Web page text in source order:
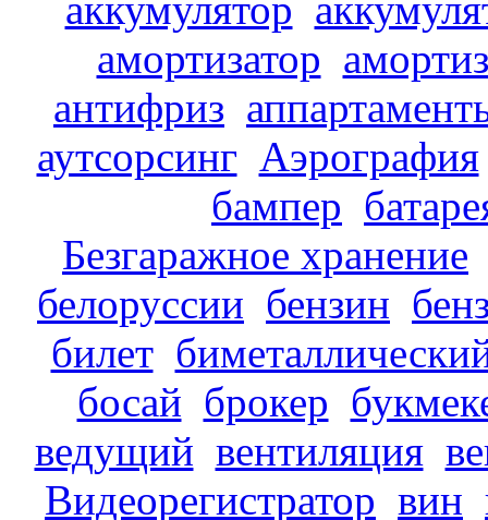
амортизатор
антифриз
аутсорсинг Аэрография
бампер
Безгаражное хранение
белоруссии бензин
билет
босай брокер
ведущий вентиляция
Видеорегистратор вин